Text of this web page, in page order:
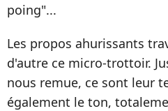
poing"...
Les propos ahurissants
d'autre ce micro-trottoir.
nous remue, ce sont leur
également le ton,